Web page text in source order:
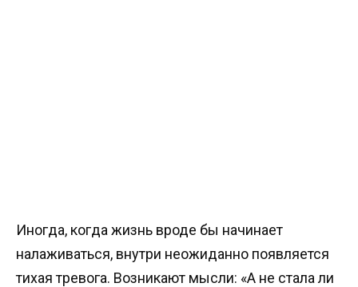
Иногда, когда жизнь вроде бы начинает
налаживаться, внутри неожиданно появляется
тихая тревога. Возникают мысли: «А не стала ли